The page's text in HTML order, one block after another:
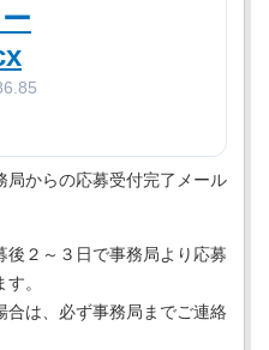
からの応募受付完了メール
２～３日で事務局より応募
。
合は、必ず事務局までご連絡